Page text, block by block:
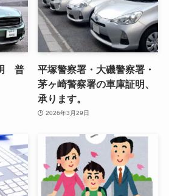
普
平塚警察署・大磯警察署・
茅ヶ崎警察署の車庫証明、
承ります。
2026年3月29日